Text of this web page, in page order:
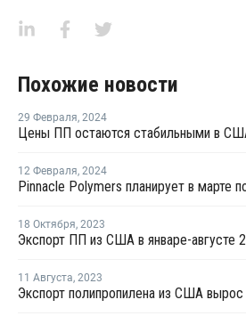
Похожие новости
29 Февраля, 2024
Цены ПП остаются стабильными в
12 Февраля, 2024
Pinnacle Polymers планирует в марте
18 Октября, 2023
11 Августа, 2023